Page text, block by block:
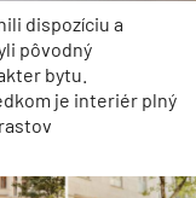
dispozíciu a
pôvodný
bytu.
je interiér plný